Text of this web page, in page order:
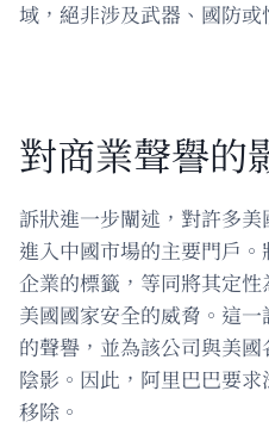
域，絕非涉及武器、國防或
對商業聲譽的
訴狀進一步闡述，對許多
進入中國市場的主要門戶
企業的標籤，等同將其定
美國國家安全的威脅。這
的聲譽，並為該公司與美
陰影。因此，阿里巴巴要
移除。